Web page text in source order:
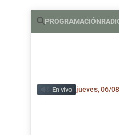
Saltar
PROGRAMACIÓN
En vivo jueves, 06/